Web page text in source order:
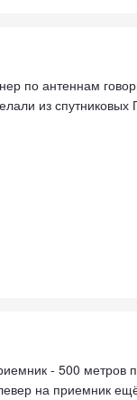
по антеннам
из
- 500
на приемник